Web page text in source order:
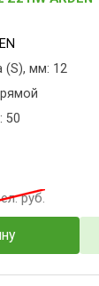
(S), мм: 12
50
руб.